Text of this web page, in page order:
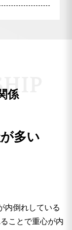
記憶するよ
係
H
多い
内倒れしている
ことで重心が内